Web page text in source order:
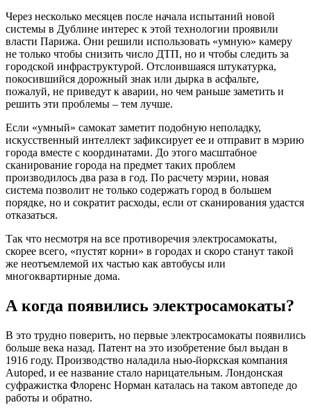
Через несколько месяцев после начала испытаний новой
системы в Дублине интерес к этой технологии проявили
власти Парижа. Они решили использовать «умную» камеру
не только чтобы снизить число ДТП, но и чтобы следить за
городской инфраструктурой. Отслоившаяся штукатурка,
покосившийся дорожный знак или дырка в асфальте,
пожалуй, не приведут к аварии, но чем раньше заметить и
решить эти проблемы – тем лучше.
Если «умный» самокат заметит подобную неполадку,
искусственный интеллект зафиксирует ее и отправит в мэрию
города вместе с координатами. До этого масштабное
сканирование города на предмет таких проблем
производилось два раза в год. По расчету мэрии, новая
система позволит не только содержать город в большем
порядке, но и сократит расходы, если от сканирования удастся
отказаться.
Так что несмотря на все противоречия электросамокаты,
скорее всего, «пустят корни» в городах и скоро станут такой
же неотъемлемой их частью как автобусы или
многоквартирные дома.
А когда появились электросамокаты?
В это трудно поверить, но первые электросамокаты появились
больше века назад. Патент на это изобретение был выдан в
1916 году. Производство наладила нью-йоркская компания
Autoped, и ее название стало нарицательным. Лондонская
суфражистка Флоренс Норман каталась на таком автопеде до
работы и обратно.